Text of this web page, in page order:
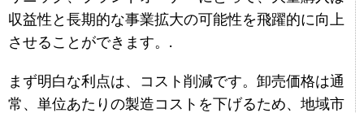
収益性と長期的な事業拡大の可能性を飛躍的に向上
させることができます。.
まず明白な利点は、コスト削減です。卸売価格は通
常、単位あたりの製造コストを下げるため、地域市